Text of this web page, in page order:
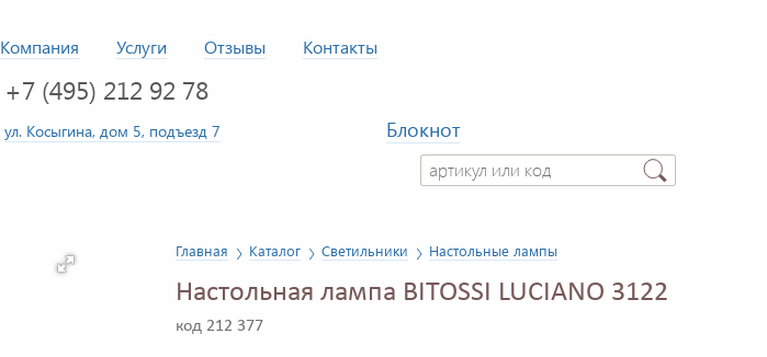
Компания Услуги Отзывы Контакты
+7 (495) 212 92 78
ул. Косыгина, дом 5, подъезд 7
Блокнот
Главная Каталог Светильники Настольные лампы
Настольная лампа BITOSSI LUCIANO 3122
код 212 377